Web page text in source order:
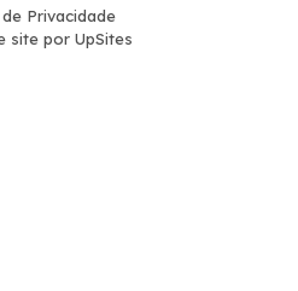
Privacidade
site por UpSites